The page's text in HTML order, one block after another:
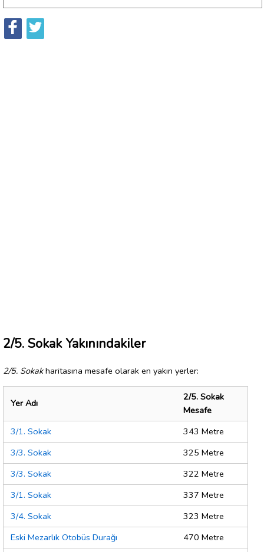
2/5. Sokak Yakınındakiler
2/5. Sokakharitasına mesafe olarak en yakın yerler:
Yer Adı
2/5. Sokak
Mesafe
3/1. Sokak
343 Metre
3/3. Sokak
325 Metre
3/3. Sokak
322 Metre
3/1. Sokak
337 Metre
3/4. Sokak
323 Metre
Eski Mezarlık Otobüs Durağı
470 Metre